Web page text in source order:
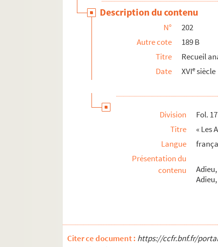
Fol. 226. Épithalame pour les noces du
Fol. 226 vo. Marot. « Le Dieu gard. » 1536
Fol. 228. Récit d'une séance royale,
203. Mélanges de vers et de prose
204. Recueil de vers et de prose
206. Poésies diverses de Mézurolles,
207. Mézurolles. Les Caloyers, drame en
208. Guillaume de Deguilleville. Le
209. « Discours sur les opinions, présenté
210-212. Guyart Desmoulins. « Cy
217. « Cérémonies qu'il faut observer pour
218. « Heures particulières à l'usage des
Description du contenu
N°
202
Autre cote
189 B
Titre
Recueil
Date
XVIesiècle
Division
Fol. 17
Titre
« Les
Langue
Présentation du
contenu
Citer ce document : https://ccfr.bnf.fr/